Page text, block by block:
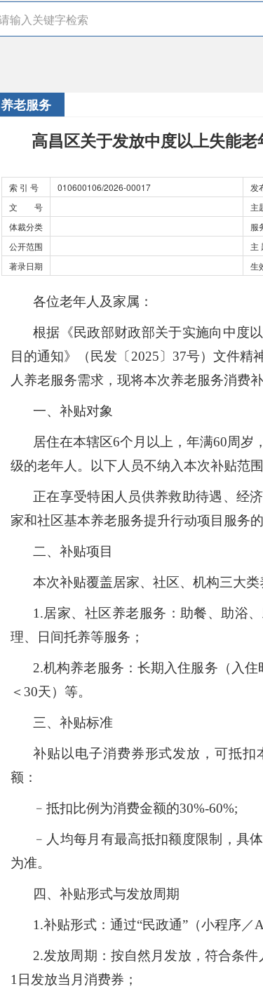
养老服务
高昌区关于发放中度以上失能
索 引 号 010600106/2026-00017 发
文 号
主
体裁分类
服
公开范围
主
著录日期
生
各位老年人及家属：
根据《民政部财政部关于实施向中度
目的通知》（民发〔 2025〕37号）文件精
人养老服务需求，现将本次养老服务消费
一、补贴对象
居住在本辖区6个月以上，年满60周岁
级的老年人。以下人 员不纳入本次补贴范围
正在享受特困人员供养救助待遇、经
家和社区基本养老服务提升行动项目服务
二、补贴项目
本次补贴覆盖居家、社区、机构三大类
1.居家、社区养老服务：助餐、助浴
理、日间托养等服务；
2.机构养老服务：长期入住服务（入住
＜30天）等。
三、补贴标准
补贴以电子消费券形式发放，可抵
额：
﹣抵扣比例为消费金额的30%-60%;
﹣人均每月有最高抵扣额度限制，具
为准。
四、补贴形式与发放周期
1.补贴形式：通过“民政通” （小程序／
2.发放周期：按自然月发放，符合条件
1日发放当月消费券；